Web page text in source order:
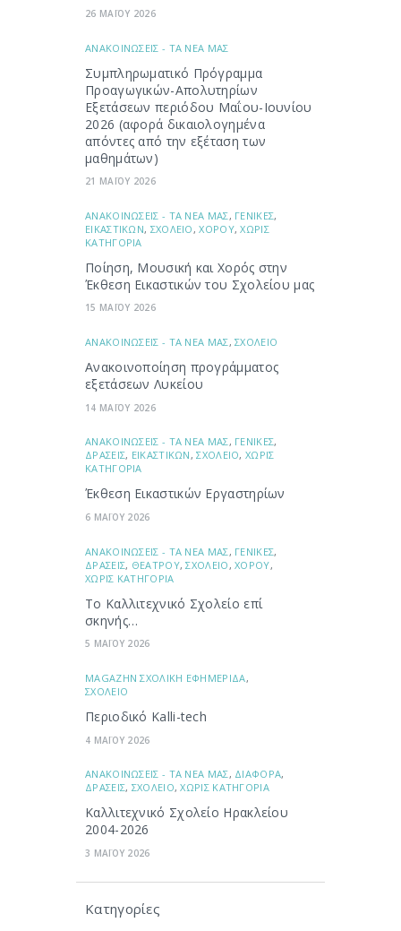
26 ΜΑΪΟΥ 2026
ΑΝΑΚΟΙΝΩΣΕΙΣ - ΤΑ ΝΕΑ ΜΑΣ
Συμπληρωματικό Πρόγραμμα
Προαγωγικών-Απολυτηρίων
Εξετάσεων περιόδου Μαΐου-Ιουνίου
2026 (αφορά δικαιολογημένα
απόντες από την εξέταση των
μαθημάτων)
21 ΜΑΪΟΥ 2026
ΑΝΑΚΟΙΝΩΣΕΙΣ - ΤΑ ΝΕΑ ΜΑΣ, ΓΕΝΙΚΕΣ,
ΕΙΚΑΣΤΙΚΩΝ, ΣΧΟΛΕΙΟ ,ΧΟΡΟΥ,ΧΩΡΙΣ
ΚΑΤΗΓΟΡΙΑ
Ποίηση, Μουσική και Χορός στην
Έκθεση Εικαστικών του Σχολείου μας
15 ΜΑΪΟΥ 2026
ΑΝΑΚΟΙΝΩΣΕΙΣ - ΤΑ ΝΕΑ ΜΑΣ,ΣΧΟΛΕΙΟ
Ανακοινοποίηση προγράμματος
εξετάσεων Λυκείου
14 ΜΑΪΟΥ 2026
ΑΝΑΚΟΙΝΩΣΕΙΣ - ΤΑ ΝΕΑ ΜΑΣ, ΓΕΝΙΚΕΣ,
ΔΡΑΣΕΙΣ, ΕΙΚΑΣΤΙΚΩΝ,ΣΧΟΛΕΙΟ,ΧΩΡΙΣ
ΚΑΤΗΓΟΡΙΑ
Έκθεση Εικαστικών Εργαστηρίων
6 ΜΑΪΟΥ 2026
ΑΝΑΚΟΙΝΩΣΕΙΣ - ΤΑ ΝΕΑ ΜΑΣ, ΓΕΝΙΚΕΣ,
ΔΡΑΣΕΙΣ, ΘΕΑΤΡΟΥ,ΣΧΟΛΕΙΟ ,ΧΟΡΟΥ,
ΧΩΡΙΣ ΚΑΤΗΓΟΡΙΑ
Το Καλλιτεχνικό Σχολείο επί
σκηνής…
5 ΜΑΪΟΥ 2026
ΜAGAZHN ΣΧΟΛΙΚΗ ΕΦΗΜΕΡΙΔΑ,
ΣΧΟΛΕΙΟ
Περιοδικό Kalli-tech
4 ΜΑΪΟΥ 2026
ΑΝΑΚΟΙΝΩΣΕΙΣ - ΤΑ ΝΕΑ ΜΑΣ, ΔΙΑΦΟΡΑ,
ΔΡΑΣΕΙΣ, ΣΧΟΛΕΙΟ,ΧΩΡΙΣ ΚΑΤΗΓΟΡΙΑ
Καλλιτεχνικό Σχολείο Ηρακλείου
2004-2026
3 ΜΑΪΟΥ 2026
Κατηγορίες